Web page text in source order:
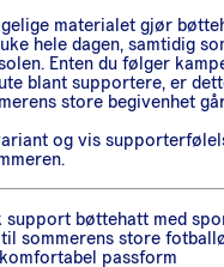
materialet gjør
hele dagen, samtidig
Enten du følger
blant supportere, er
store begivenhet
og vis
support bøttehatt med
sommerens store
passform